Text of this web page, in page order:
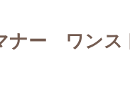
ー ワンス